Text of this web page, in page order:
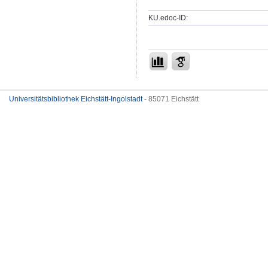
KU.edoc-ID:
Universitätsbibliothek Eichstätt-Ingolstadt- 85071 Eichstätt